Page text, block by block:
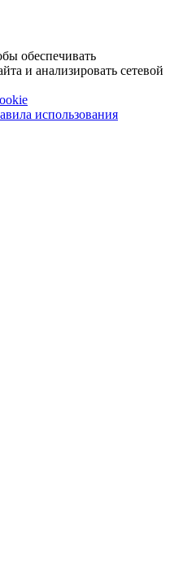
обеспечивать
и анализировать сетевой
использования